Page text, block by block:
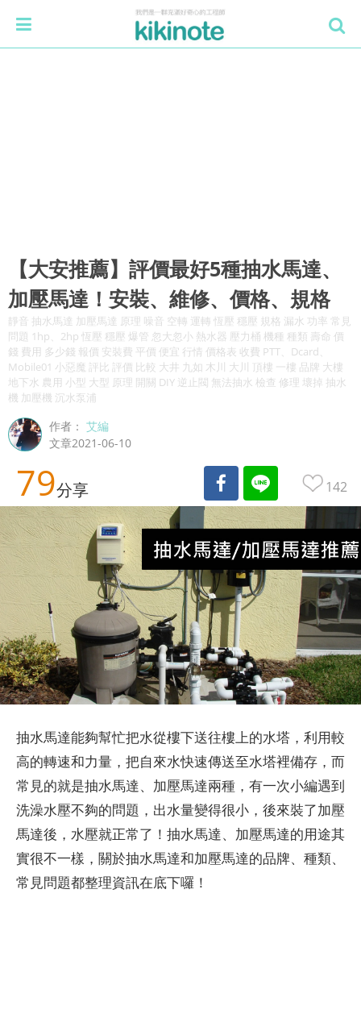
【大安推薦】評價最好5種抽水馬達、
加壓馬達！安裝、維修、價格、規格
靜音 抽水馬達 加壓馬達 原理 噪音 空轉 運轉 恆壓 穩壓 規格 漏水 功率 常見
問題 1hp、2hp 恆壓 穩壓 爆管 忽大忽小 熱水器 壓力桶 機種 種類 壽命 價
錢 費用 多少錢 報價 安裝費 平價 便宜 行情 價格表 收費 PTT、Dcard、
Mobile01 小惡魔 評比 評價 比較 大井 九如 木川 大川 頂樓 一樓 品牌 大樓
地下水 農用 小型 大型 原理 開關 DIY 逆止閥 無法抽水 檢查 修理 壞掉 抽水
機 加壓機 沉水泵浦
作者：艾編
文章2021-06-10
79分享 142
抽水馬達能夠幫忙把水從樓下送往樓上的水塔，利用較
高的轉速和力量，把自來水快速傳送至水塔裡備存，而
常見的就是抽水馬達、加壓馬達兩種，有一次小編遇到
洗澡水壓不夠的問題，出水量變得很小，後來裝了加壓
馬達後，水壓就正常了！抽水馬達、加壓馬達的用途其
實很不一樣，關於抽水馬達和加壓馬達的品牌、種類、
常見問題都整理資訊在底下囉！